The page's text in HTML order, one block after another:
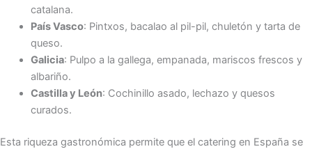
catalana.
País Vasco: Pintxos, bacalao al pil-pil, chuletón y tarta de
queso.
Galicia: Pulpo a la gallega, empanada, mariscos frescos y
albariño.
Castilla y León: Cochinillo asado, lechazo y quesos
curados.
Esta riqueza gastronómica permite que el catering en España se